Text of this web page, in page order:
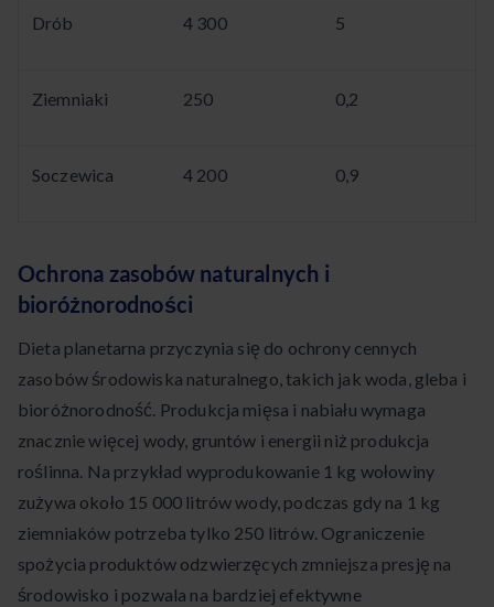
Drób 4 300 5
Ziemniaki 250 0,2
Soczewica 4 200 0,9
Ochrona zasobów naturalnych i
bioróżnorodności
Dieta planetarna przyczynia się do ochrony cennych
zasobów środowiska naturalnego, takich jak woda, gleba i
bioróżnorodność. Produkcja mięsa i nabiału wymaga
znacznie więcej wody, gruntów i energii niż produkcja
roślinna. Na przykład wyprodukowanie 1 kg wołowiny
zużywa około 15 000 litrów wody, podczas gdy na 1 kg
ziemniaków potrzeba tylko 250 litrów. Ograniczenie
spożycia produktów odzwierzęcych zmniejsza presję na
środowisko i pozwala na bardziej efektywne